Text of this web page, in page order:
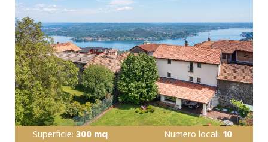
Superficie:300 mq Numero locali:10